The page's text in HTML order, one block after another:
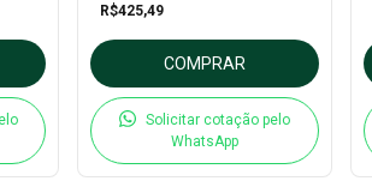
R$425,49
COMPRAR
Solicitar cotação pelo
WhatsApp